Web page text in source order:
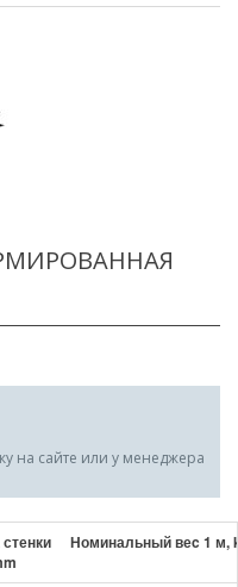
на сайте или у менеджера
Номинальный веc 1 м,